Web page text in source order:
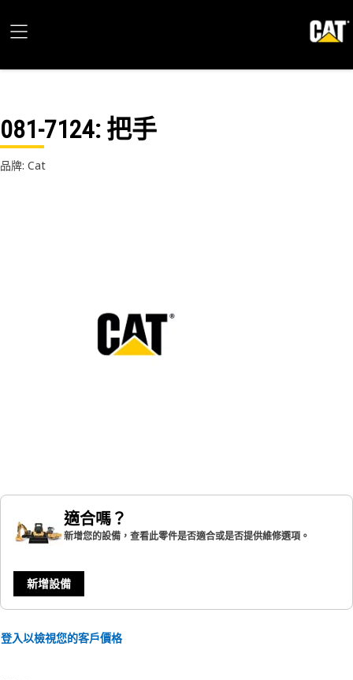
081-7124: 把手
品牌: Cat
適合嗎？
新增您的設備，查看此零件是否適合或是否提供維修選項。
新增設備
登入以檢視您的客戶價格